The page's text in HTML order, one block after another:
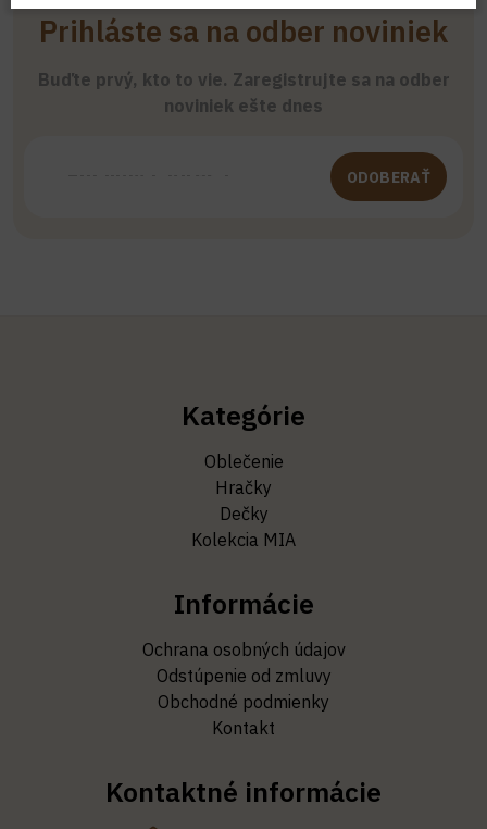
Prihláste sa na odber noviniek
Buďte prvý, kto to vie. Zaregistrujte sa na odber
noviniek ešte dnes
ODOBERAŤ
Kategórie
Oblečenie
Hračky
Dečky
Kolekcia MIA
Informácie
Ochrana osobných údajov
Odstúpenie od zmluvy
Obchodné podmienky
Kontakt
Kontaktné informácie